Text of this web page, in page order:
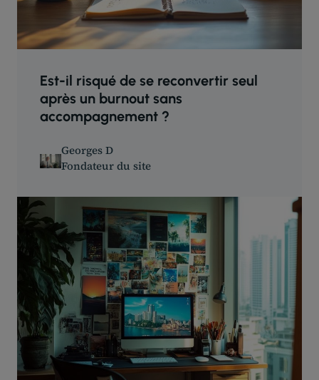
Est-il risqué de se reconvertir seul
après un burnout sans
accompagnement ?
Georges D
Fondateur du site